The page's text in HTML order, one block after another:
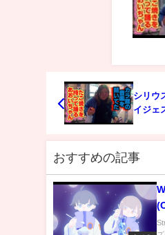
シリウ
イジェ
おすすめの記事